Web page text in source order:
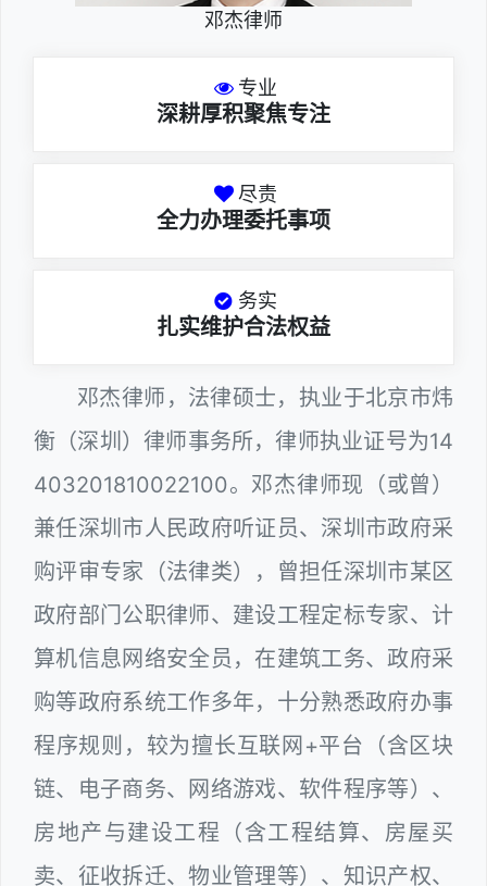
邓杰律师
专业
深耕厚积聚焦专注
尽责
全力办理委托事项
务实
扎实维护合法权益
邓杰律师，法律硕士，执业于北京市炜
衡（深圳）律师事务所，律师执业证号为14
403201810022100。邓杰律师现（或曾）
兼任深圳市人民政府听证员、深圳市政府采
购评审专家（法律类），曾担任深圳市某区
政府部门公职律师、建设工程定标专家、计
算机信息网络安全员，在建筑工务、政府采
购等政府系统工作多年，十分熟悉政府办事
程序规则，较为擅长互联网+平台（含区块
链、电子商务、网络游戏、软件程序等）、
房地产与建设工程（含工程结算、房屋买
卖、征收拆迁、物业管理等）、知识产权、